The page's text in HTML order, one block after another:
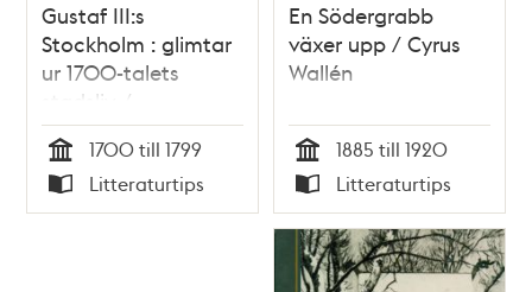
Gustaf III:s
Stockholm : glimtar
ur 1700-talets
stadsliv /
Christopher O
´Regan
Tid
1700 till 1799
Typ
Litteraturtips
En Södergrabb
växer upp / Cyrus
Wallén
Tid
1885 till 1920
Typ
Litteraturtips